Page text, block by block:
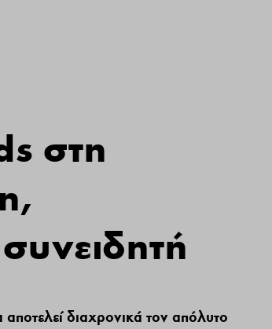
στη
διαχρονικά τον απόλυτο